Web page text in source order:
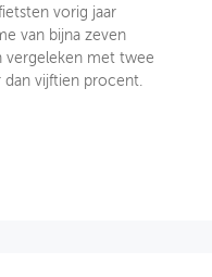
vorig jaar
van bijna zeven
vergeleken met twee
dan vijftien procent.